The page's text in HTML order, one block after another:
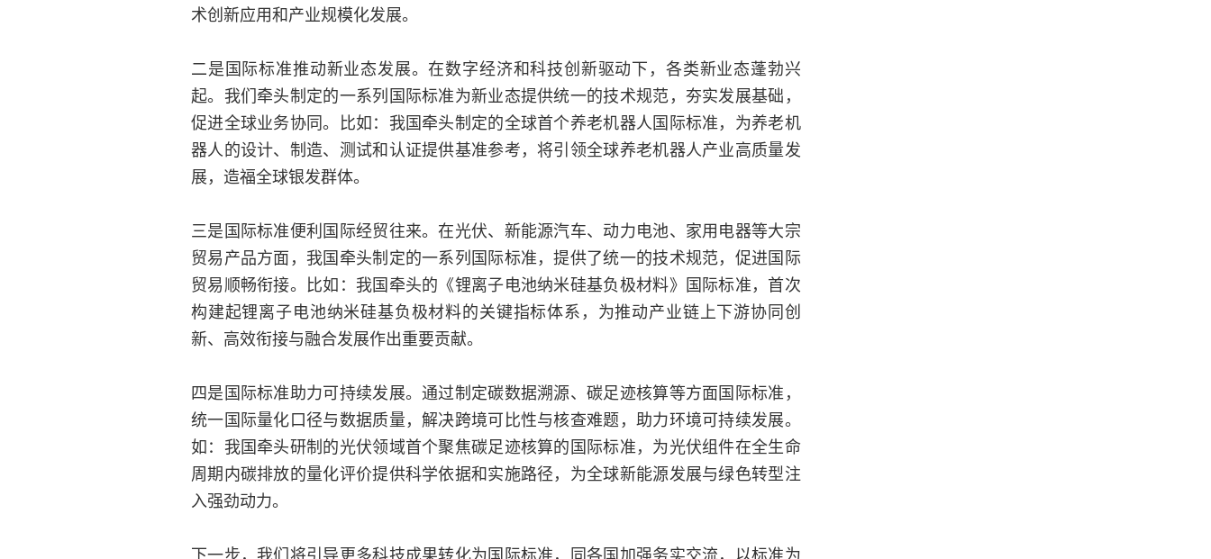
术创新应用和产业规模化发展。
二是国际标准推动新业态发展。在数字经济和科技创新驱动下，各类新业态蓬勃兴
起。我们牵头制定的一系列国际标准为新业态提供统一的技术规范，夯实发展基础，
促进全球业务协同。比如：我国牵头制定的全球首个养老机器人国际标准，为养老机
器人的设计、制造、测试和认证提供基准参考，将引领全球养老机器人产业高质量发
展，造福全球银发群体。
三是国际标准便利国际经贸往来。在光伏、新能源汽车、动力电池、家用电器等大宗
贸易产品方面，我国牵头制定的一系列国际标准，提供了统一的技术规范，促进国际
贸易顺畅衔接。比如：我国牵头的《锂离子电池纳米硅基负极材料》国际标准，首次
构建起锂离子电池纳米硅基负极材料的关键指标体系，为推动产业链上下游协同创
新、高效衔接与融合发展作出重要贡献。
四是国际标准助力可持续发展。通过制定碳数据溯源、碳足迹核算等方面国际标准，
统一国际量化口径与数据质量，解决跨境可比性与核查难题，助力环境可持续发展。
如：我国牵头研制的光伏领域首个聚焦碳足迹核算的国际标准，为光伏组件在全生命
周期内碳排放的量化评价提供科学依据和实施路径，为全球新能源发展与绿色转型注
入强劲动力。
下一步，我们将引导更多科技成果转化为国际标准，同各国加强务实交流，以标准为